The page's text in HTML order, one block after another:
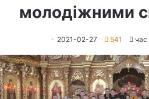
молодіжними
2021-02-27 541 час